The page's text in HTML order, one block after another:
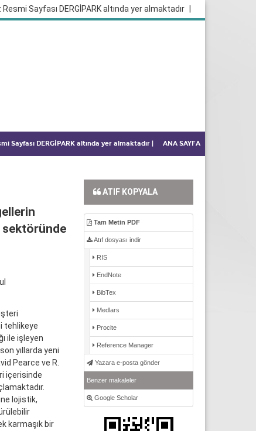
Sayfası DERGİPARK altında yer almaktadır
Sayfası DERGİPARK altında yer almaktadır ANA SAYFA
sektöründe
tehlikeye
ile işleyen
yıllarda yeni
Pearce ve R.
içerisinde
lojistik,
karmaşık bir
ATIF KOPYALA
Tam Metin PDF
Atıf dosyası indir
RIS
EndNote
BibTex
Medlars
Procite
Reference Manager
Yazara e-posta gönder
Benzer makaleler
Google Scholar